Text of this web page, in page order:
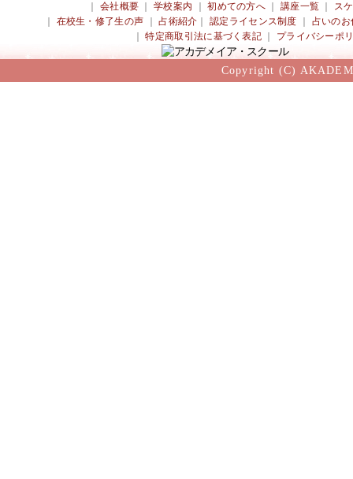
会社概要 ｜学校案内 ｜初めての方へ 講座一覧
ス
在校生・修了生の声 ｜占術紹介 ｜認定ライセンス制度
占いのお
｜特定商取引法に基づく表記 プライバシーポ
Copyright (C)